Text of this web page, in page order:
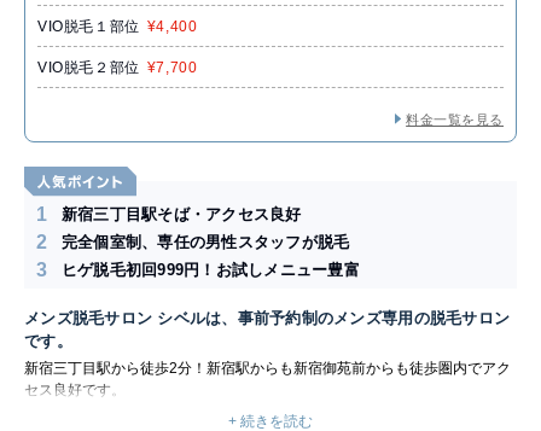
アゴ下・頬・もみあげ・おでこ・小鼻）
VIO脱毛１部位 ¥4,400
VIO脱毛２部位 ¥7,700
料金一覧を見る
1 新宿三丁目駅そば・アクセス良好
2 完全個室制、専任の男性スタッフが脱毛
3 ヒゲ脱毛初回999円！お試しメニュー豊富
メンズ脱毛サロン シベルは、事前予約制のメンズ専用の脱毛サロン
です。
新宿三丁目駅から徒歩2分！新宿駅からも新宿御苑前からも徒歩圏内でアク
セス良好です。
+ 続きを読む